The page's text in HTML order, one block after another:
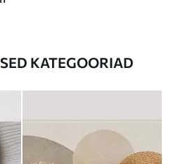
KATEGOORIAD